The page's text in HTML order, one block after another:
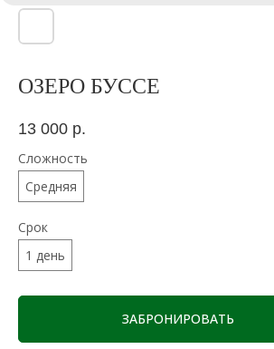
ОЗЕРО БУССЕ
13 000 р.
Сложность
Средняя
Срок
1 день
ЗАБРОНИРОВАТЬ